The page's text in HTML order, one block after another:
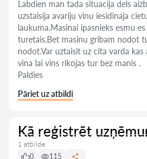
Labdien man tada situacija dels
uzstaisija avariju vinu iesidinaja
laukuma.Masinai ipasnieks esmu
turetais.Bet masinu gribam nodot
nodot.Var uztaisit uz cita varda
vina lai vins rikojas tur bez manis .
Paldies
Pāriet uz atbildi
Kā reģistrēt
1 atbilde
0
115